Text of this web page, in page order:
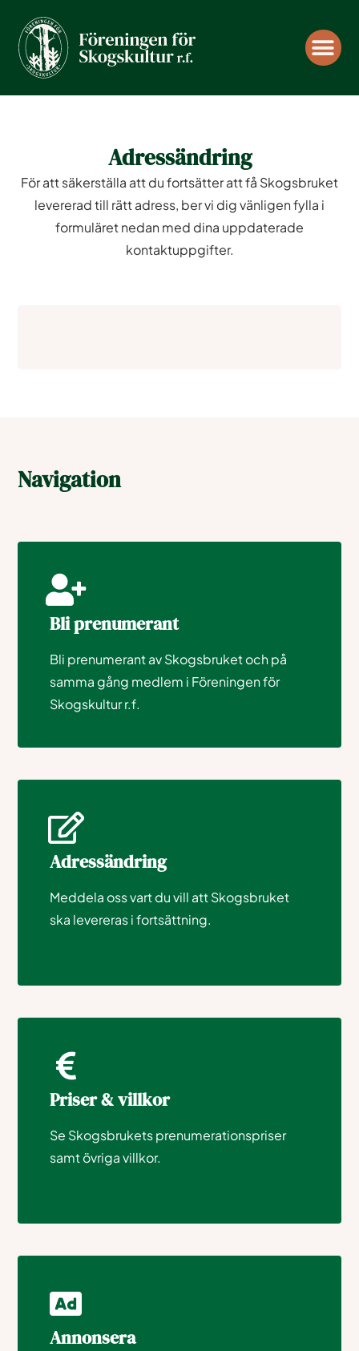
Adressändring
För att säkerställa att du fortsätter att få Skogsbruket
levererad till rätt adress, ber vi dig vänligen fylla i
formuläret nedan med dina uppdaterade
kontaktuppgifter.
Navigation
Bli prenumerant
Bli prenumerant av Skogsbruket och på
samma gång medlem i Föreningen för
Skogskultur r.f.
Adressändring
Meddela oss vart du vill att Skogsbruket
ska levereras i fortsättning.
Priser & villkor
Se Skogsbrukets prenumerationspriser
samt övriga villkor.
Annonsera